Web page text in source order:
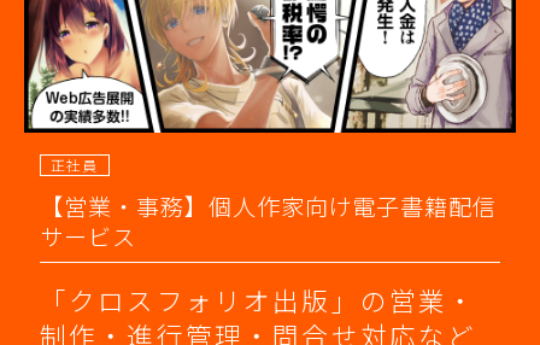
正社員
【営業・事務】個人作家向け電子書籍配信
サービス
「クロスフォリオ出版」の営業・
制作・進行管理・問合せ対応など